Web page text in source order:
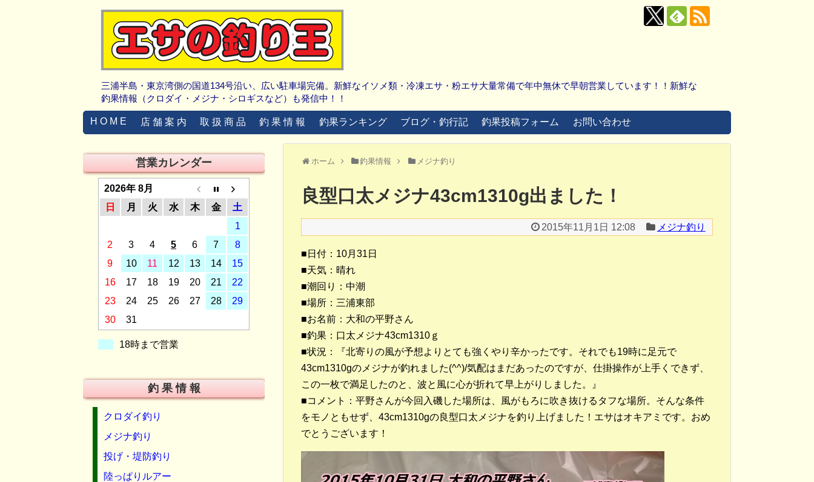
三浦半島・東京湾側の国道134号沿い、広い駐車場完備。新鮮なイソメ類・冷凍エサ・粉エサ大量常備で年中無休で早朝営業しています！！新鮮な
釣果情報（クロダイ・メジナ・シロギスなど）も発信中！！
H O M E 店 舗 案 内 取 扱 商 品 釣 果 情 報 釣果ランキング ブログ・釣行記 釣果投稿フォーム お問い合わせ
ホーム 釣果情報 メジナ釣り
良型口太メジナ43cm1310g出ました！
2015年11月1日 12:08 メジナ釣り
■日付：10月31日
■天気：晴れ
■潮回り：中潮
■場所：三浦東部
■お名前：大和の平野さん
■釣果：口太メジナ43cm1310ｇ
■状況：『北寄りの風が予想よりとても強くやり辛かったです。それでも19時に足元で
43cm1310gのメジナが釣れました(^^)/気配はまだあったのですが、仕掛操作が上手くできず、
この一枚で満足したのと、波と風に心が折れて早上がりしました。』
■コメント：平野さんが今回入磯した場所は、風がもろに吹き抜けるタフな場所。そんな条件
をモノともせず、43cm1310gの良型口太メジナを釣り上げました！エサはオキアミです。おめ
でとうございます！
営業カレンダー
2026年 8月
日
月 火 水 木 金
土
1
2
3 4 5 6 7
8
9
10 11 12 13 14
15
16
17 18 19 20 21
22
23
24 25 26 27 28
29
30
31
18時まで営業
釣 果 情 報
クロダイ釣り
メジナ釣り
投げ・堤防釣り
陸っぱりルアー